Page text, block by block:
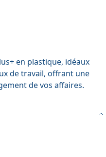
en plastique, idéaux
de travail, offrant une
de vos affaires.